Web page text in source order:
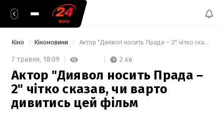
Кіно Кіноновини Актор "Диявол носить Прада – 2" чітко сказав, чи варто дивитись цей фільм
7 травня, 18:09 2 хв
Актор "Диявол носить Прада –
2" чітко сказав, чи варто
дивитись цей фільм